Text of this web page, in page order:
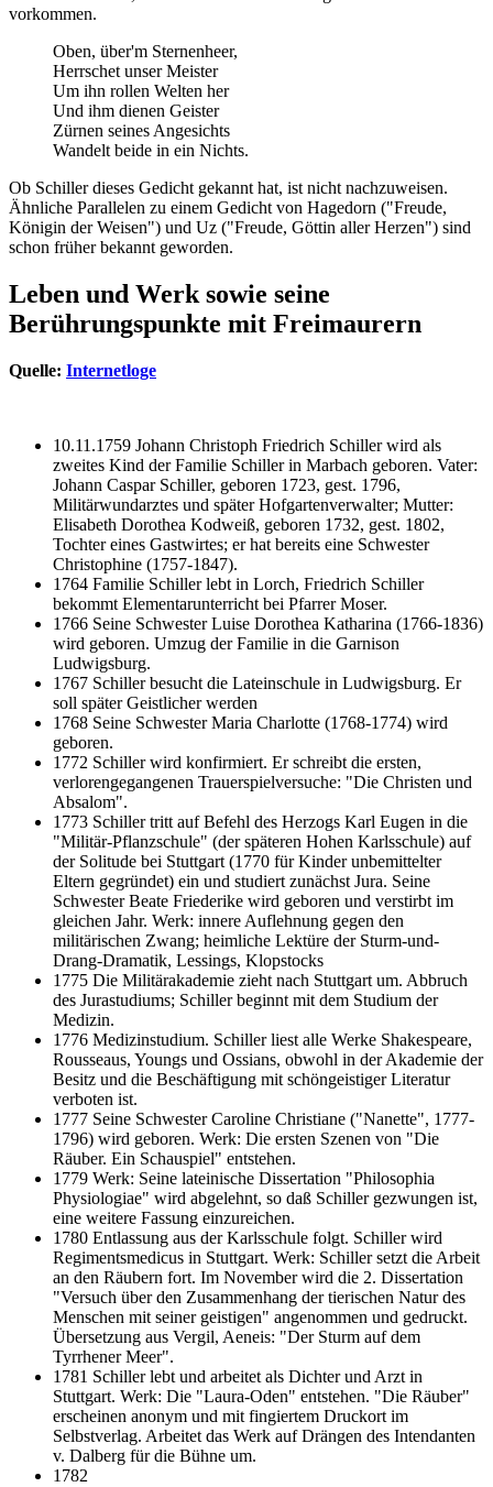
vorkommen.
Oben, über'm Sternenheer,
Herrschet unser Meister
Um ihn rollen Welten her
Und ihm dienen Geister
Zürnen seines Angesichts
Wandelt beide in ein Nichts.
Ob Schiller dieses Gedicht gekannt hat, ist nicht nachzuweisen.
Ähnliche Parallelen zu einem Gedicht von Hagedorn ("Freude,
Königin der Weisen") und Uz ("Freude, Göttin aller Herzen") sind
schon früher bekannt geworden.
Leben und Werk sowie seine
Berührungspunkte mit Freimaurern
Quelle: Internetloge
10.11.1759 Johann Christoph Friedrich Schiller wird als
zweites Kind der Familie Schiller in Marbach geboren. Vater:
Johann Caspar Schiller, geboren 1723, gest. 1796,
Militärwundarztes und später Hofgartenverwalter; Mutter:
Elisabeth Dorothea Kodweiß, geboren 1732, gest. 1802,
Tochter eines Gastwirtes; er hat bereits eine Schwester
Christophine (1757-1847).
1764 Familie Schiller lebt in Lorch, Friedrich Schiller
bekommt Elementarunterricht bei Pfarrer Moser.
1766 Seine Schwester Luise Dorothea Katharina (1766-1836)
wird geboren. Umzug der Familie in die Garnison
Ludwigsburg.
1767 Schiller besucht die Lateinschule in Ludwigsburg. Er
soll später Geistlicher werden
1768 Seine Schwester Maria Charlotte (1768-1774) wird
geboren.
1772 Schiller wird konfirmiert. Er schreibt die ersten,
verlorengegangenen Trauerspielversuche: "Die Christen und
Absalom".
1773 Schiller tritt auf Befehl des Herzogs Karl Eugen in die
"Militär-Pflanzschule" (der späteren Hohen Karlsschule) auf
der Solitude bei Stuttgart (1770 für Kinder unbemittelter
Eltern gegründet) ein und studiert zunächst Jura. Seine
Schwester Beate Friederike wird geboren und verstirbt im
gleichen Jahr. Werk: innere Auflehnung gegen den
militärischen Zwang; heimliche Lektüre der Sturm-und-
Drang-Dramatik, Lessings, Klopstocks
1775 Die Militärakademie zieht nach Stuttgart um. Abbruch
des Jurastudiums; Schiller beginnt mit dem Studium der
Medizin.
1776 Medizinstudium. Schiller liest alle Werke Shakespeare,
Rousseaus, Youngs und Ossians, obwohl in der Akademie der
Besitz und die Beschäftigung mit schöngeistiger Literatur
verboten ist.
1777 Seine Schwester Caroline Christiane ("Nanette", 1777-
1796) wird geboren. Werk: Die ersten Szenen von "Die
Räuber. Ein Schauspiel" entstehen.
1779 Werk: Seine lateinische Dissertation "Philosophia
Physiologiae" wird abgelehnt, so daß Schiller gezwungen ist,
eine weitere Fassung einzureichen.
1780 Entlassung aus der Karlsschule folgt. Schiller wird
Regimentsmedicus in Stuttgart. Werk: Schiller setzt die Arbeit
an den Räubern fort. Im November wird die 2. Dissertation
"Versuch über den Zusammenhang der tierischen Natur des
Menschen mit seiner geistigen" angenommen und gedruckt.
Übersetzung aus Vergil, Aeneis: "Der Sturm auf dem
Tyrrhener Meer".
1781 Schiller lebt und arbeitet als Dichter und Arzt in
Stuttgart. Werk: Die "Laura-Oden" entstehen. "Die Räuber"
erscheinen anonym und mit fingiertem Druckort im
Selbstverlag. Arbeitet das Werk auf Drängen des Intendanten
v. Dalberg für die Bühne um.
1782